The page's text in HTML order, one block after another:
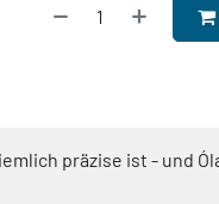
präzise ist - und